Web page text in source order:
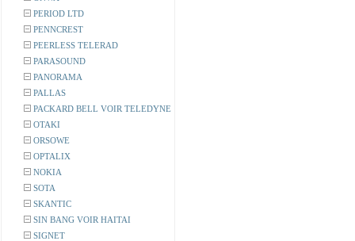
PERIOD LTD
PENNCREST
PEERLESS TELERAD
PARASOUND
PANORAMA
PALLAS
PACKARD BELL VOIR TELEDYNE
OTAKI
ORSOWE
OPTALIX
NOKIA
SOTA
SKANTIC
SIN BANG VOIR HAITAI
SIGNET